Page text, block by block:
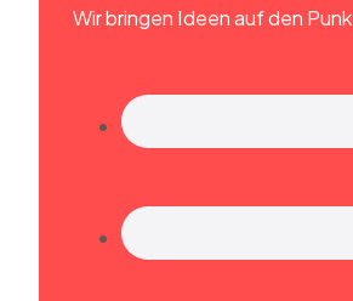
Wir bringen Ideen auf den